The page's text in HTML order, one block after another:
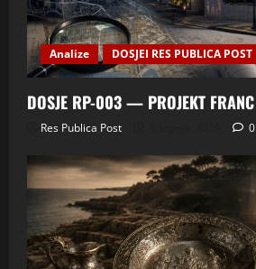
Analize DOSJEI RES PUBLICA POST
DOSJE RP-003 — PROJEKT FRANC
Res Publica Post 0